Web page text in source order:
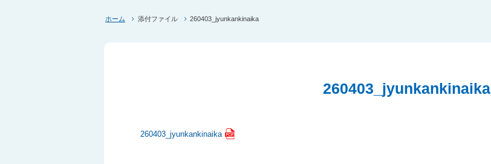
ホーム 添付ファイル 260403_jyunkankinaika
260403_jyunkankinaika
260403_jyunkankinaika